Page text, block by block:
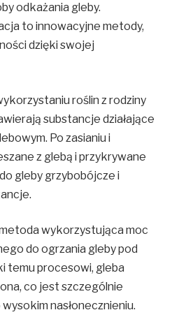
odkażania gleby.
to innowacyjne metody,
dzięki swojej
roślin z rodziny
substancje działające
Po zasianiu i
z glebą i przykrywane
gleby grzybobójcze i
wykorzystująca moc
do ogrzania gleby pod
temu procesowi, gleba
co jest szczególnie
nasłonecznieniu.